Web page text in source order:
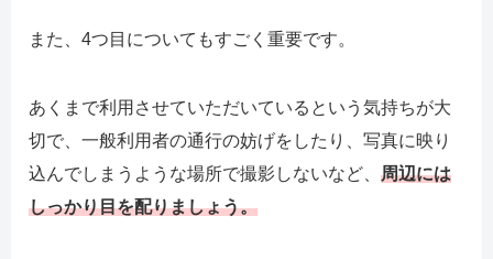
また、4つ目についてもすごく重要です。
あくまで利用させていただいているという気持ちが大
切で、一般利用者の通行の妨げをしたり、写真に映り
込んでしまうような場所で撮影しないなど、 周辺には
しっかり目を配りましょう。